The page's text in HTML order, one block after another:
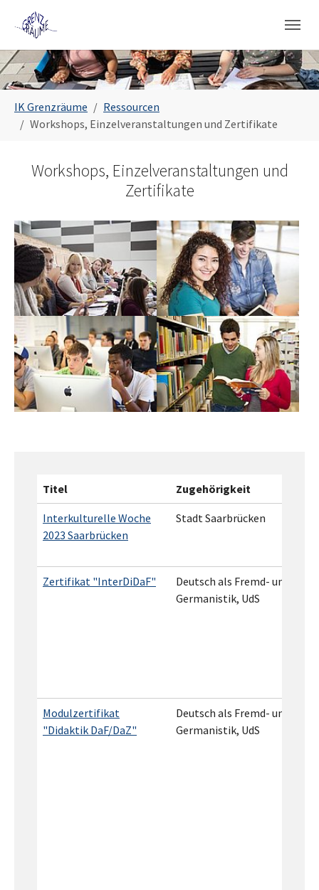
Zum Hauptinhalt springen
Skip to page footer
IK Grenzräume
Ressourcen
Workshops, Einzelveranstaltungen und Zertifikate
Workshops, Einzelveranstaltungen und
Zertifikate
Titel Zugehörigkeit
Interkulturelle Woche
2023 Saarbrücken
Stadt Saarbrücken
Zertifikat "InterDiDaF"
Deutsch als Fremd- und
Germanistik, UdS
Modulzertifikat
"Didaktik DaF/DaZ"
Deutsch als Fremd- und
Germanistik, UdS